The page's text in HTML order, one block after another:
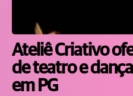
Ateliê Criativo
de teatro e
em PG